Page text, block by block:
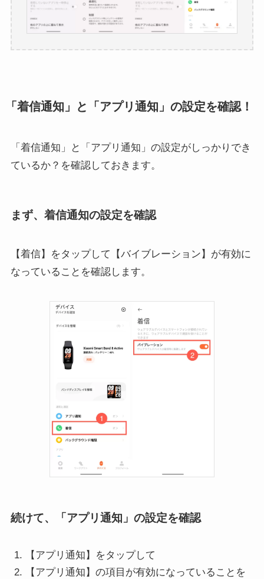
「着信通知」と「アプリ通知」の設定を確認！
「着信通知」と「アプリ通知」の設定がしっかりでき
ているか？を確認しておきます。
まず、着信通知の設定を確認
【着信】をタップして【バイブレーション】が有効に
なっていることを確認します。
続けて、「アプリ通知」の設定を確認
【アプリ通知】をタップして
【アプリ通知】の項目が有効になっていることを